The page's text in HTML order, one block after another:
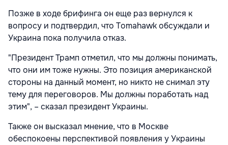
Позже в ходе брифинга он еще раз вернулся к
вопросу и подтвердил, что Tomahawk обсуждали и
Украина пока получила отказ.
"Президент Трамп отметил, что мы должны понимать,
что они им тоже нужны. Это позиция американской
стороны на данный момент, но никто не снимал эту
тему для переговоров. Мы должны поработать над
этим", – сказал президент Украины.
Также он высказал мнение, что в Москве
обеспокоены перспективой появления у Украины